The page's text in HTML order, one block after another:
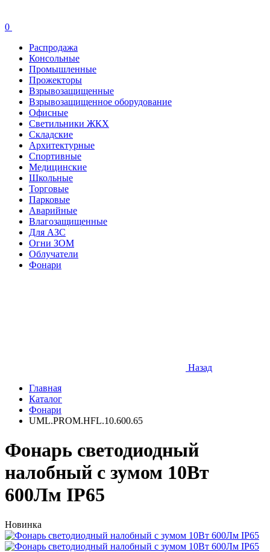
0
Распродажа
Консольные
Промышленные
Прожекторы
Взрывозащищенные
Взрывозащищенное оборудование
Офисные
Cветильники ЖКХ
Складские
Архитектурные
Спортивные
Медицинские
Школьные
Торговые
Парковые
Аварийные
Влагозащищенные
Для АЗС
Огни ЗОМ
Облучатели
Фонари
Назад
Главная
Каталог
Фонари
UML.PROM.HFL.10.600.65
Фонарь светодиодный
налобный с зумом 10Вт
600Лм IP65
Новинка